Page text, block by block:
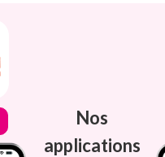
Nos
applications